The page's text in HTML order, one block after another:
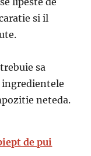
si il
sa
ingredientele
neteda.
de pui